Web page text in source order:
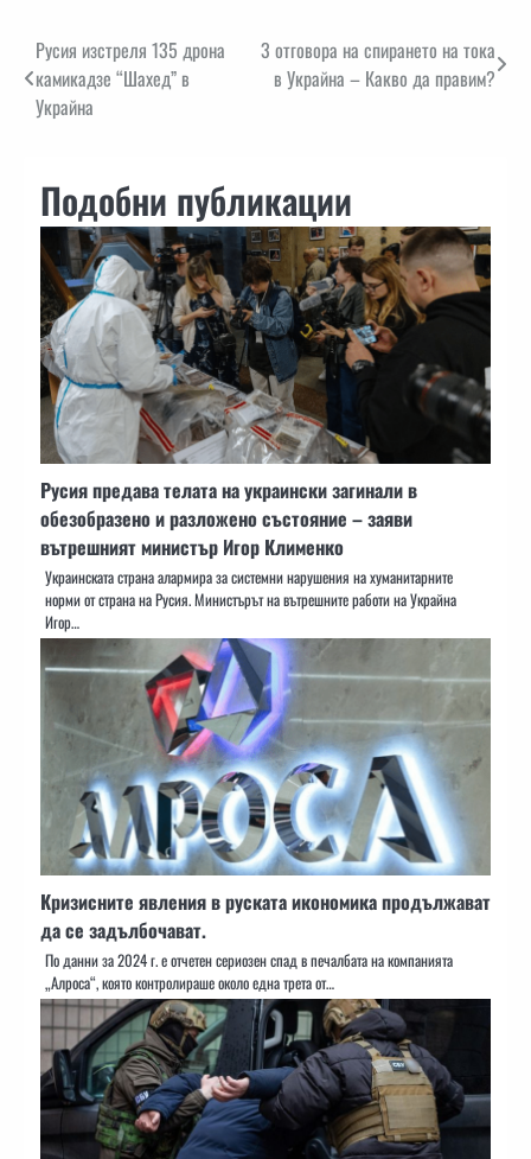
Навигация
Русия изстреля 135 дрона
камикадзе “Шахед” в
Украйна
3 отговора на спирането на тока
в Украйна – Какво да правим?
Подобни публикации
Русия предава телата на украински загинали в
обезобразено и разложено състояние – заяви
вътрешният министър Игор Клименко
Украинската страна алармира за системни нарушения на хуманитарните
норми от страна на Русия. Министърът на вътрешните работи на Украйна
Игор…
Кризисните явления в руската икономика продължават
да се задълбочават.
По данни за 2024 г. е отчетен сериозен спад в печалбата на компанията
„Алроса“, която контролираше около една трета от…